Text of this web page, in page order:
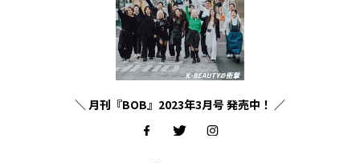
＼ 月刊『BOB』2023年3月号 発売中！ ／